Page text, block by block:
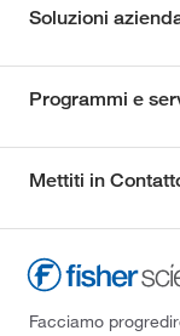
Soluzioni
Programmi e
Mettiti in
Facciamo